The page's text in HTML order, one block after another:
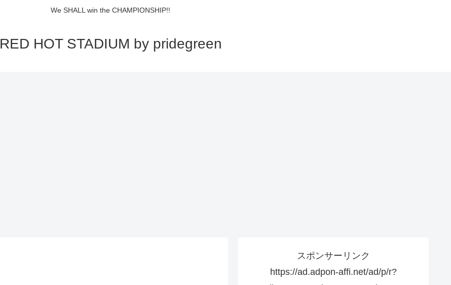
We SHALL win the CHAMPIONSHIP!!
RED HOT STADIUM by pridegreen
スポンサーリンク
https://ad.adpon-affi.net/ad/p/r?